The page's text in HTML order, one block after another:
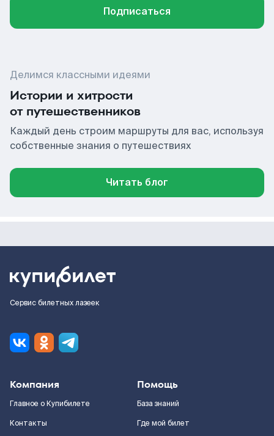
Подписаться
Делимся классными идеями
Истории и хитрости
от путешественников
Каждый день строим маршруты для вас, используя
собственные знания о путешествиях
Читать блог
Сервис билетных лазеек
Компания
Главное о Купибилете
Контакты
Помощь
База знаний
Где мой билет